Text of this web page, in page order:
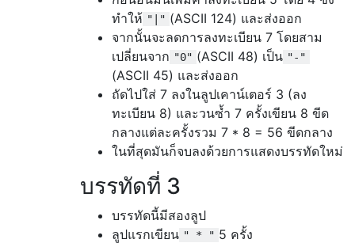
ทำให้ "|" (ASCII 124) และส่งออก
จากนั้นจะลดการลงทะเบียน 7 โดยสาม
เปลี่ยนจาก "0" (ASCII 48) เป็น "-"
(ASCII 45) และส่งออก
ถัดไปใส่ 7 ลงในลูปเคาน์เตอร์ 3 (ลง
ทะเบียน 8) และวนซ้ำ 7 ครั้งเขียน 8 ขีด
กลางแต่ละครั้งรวม 7 * 8 = 56 ขีดกลาง
ในที่สุดมันก็จบลงด้วยการแสดงบรรทัดใหม่
บรรทัดที่ 3
บรรทัดนี้มีสองลูป
ลูปแรกเขียน " * " 5 ครั้ง